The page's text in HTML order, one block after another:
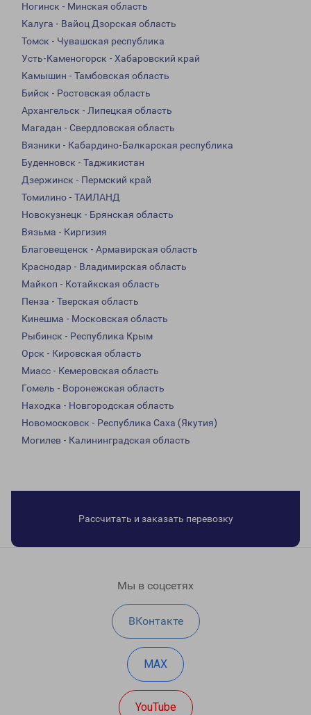
Ногинск - Минская область
Калуга - Вайоц Дзорская область
Томск - Чувашская республика
Усть-Каменогорск - Хабаровский край
Камышин - Тамбовская область
Бийск - Ростовская область
Архангельск - Липецкая область
Магадан - Свердловская область
Вязники - Кабардино-Балкарская республика
Буденновск - Таджикистан
Дзержинск - Пермский край
Томилино - ТАИЛАНД
Новокузнецк - Брянская область
Вязьма - Киргизия
Благовещенск - Армавирская область
Краснодар - Владимирская область
Майкоп - Котайкская область
Пенза - Тверская область
Кинешма - Московская область
Рыбинск - Республика Крым
Орск - Кировская область
Миасс - Кемеровская область
Гомель - Воронежская область
Находка - Новгородская область
Новомосковск - Республика Саха (Якутия)
Могилев - Калининградская область
Рассчитать и заказать перевозку
Мы в соцсетях
ВКонтакте
MAX
YouTube